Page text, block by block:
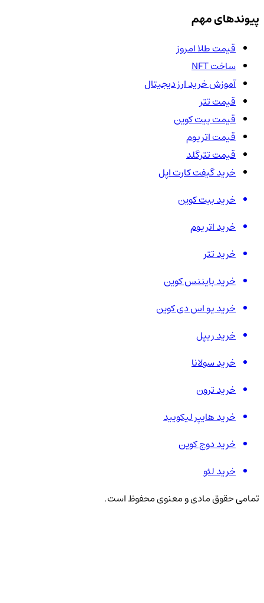
پیوندهای مهم
قیمت طلا امروز
ساخت NFT
آموزش خرید ارز دیجیتال
قیمت تتر
قیمت بیت کوین
قیمت اتریوم
قیمت تترگلد
خرید گیفت کارت اپل
خرید بیت کوین
خرید اتریوم
خرید تتر
خرید بایننس کوین
خرید یو اس دی کوین
خرید ریپل
خرید سولانا
خرید ترون
خرید هایپر لیکویید
خرید دوج کوین
خرید لئو
تمامی حقوق مادی و معنوی محفوظ است.